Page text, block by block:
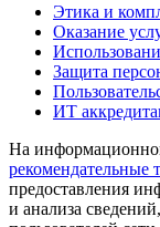
Этика и
Оказание
Защита
ИТ
На
рекомендательные
предоставления
и анализа